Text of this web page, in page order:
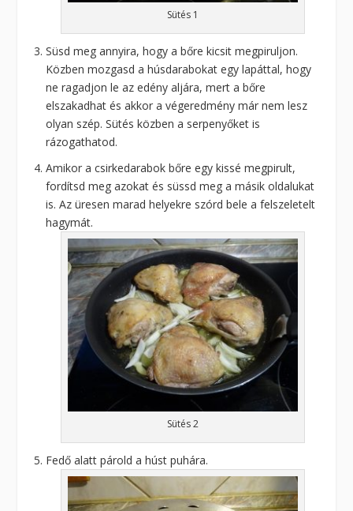
Sütés 1
Süsd meg annyira, hogy a bőre kicsit megpiruljon.
Közben mozgasd a húsdarabokat egy lapáttal, hogy
ne ragadjon le az edény aljára, mert a bőre
elszakadhat és akkor a végeredmény már nem lesz
olyan szép. Sütés közben a serpenyőket is
rázogathatod.
Amikor a csirkedarabok bőre egy kissé megpirult,
fordítsd meg azokat és süssd meg a másik oldalukat
is. Az üresen marad helyekre szórd bele a felszeletelt
hagymát.
Sütés 2
Fedő alatt párold a húst puhára.